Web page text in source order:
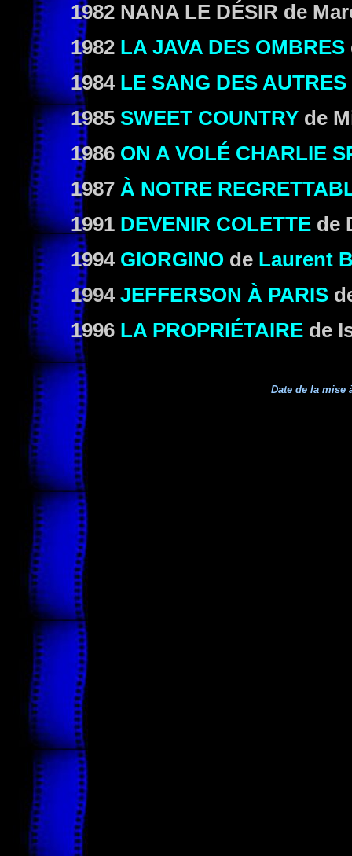
1982 NANA LE DÉSIR de
1982 LA JAVA DES OMBRES
1984 LE SANG DES AUTRES
1985 SWEET COUNTRY de
1986 ON A VOLÉ CHARLIE
1987 À NOTRE
1991 DEVENIR COLETTE de
1994 GIORGINO de Laurent
1994 JEFFERSON À PARIS
1996 LA PROPRIÉTAIRE de
Date de la